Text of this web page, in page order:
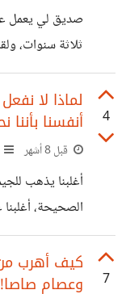
أن استسلم أو
الأول اقسمت
صديق لي يعمل
ثلاثة سنوات،
هذه الجهة حتى
رغم أنه من
بظروف طلب فيها
اعطائه
يحدث معه. في
جاء يطلب
4
لماذا لا
أنفسنا بأننا
قبل 8 أشهر
أغلبنا يذهب
الصحيحة،
ويستمر فيها،
الأيام.
رشوة ولا يفوت
7
كيف أهرب
وعصام